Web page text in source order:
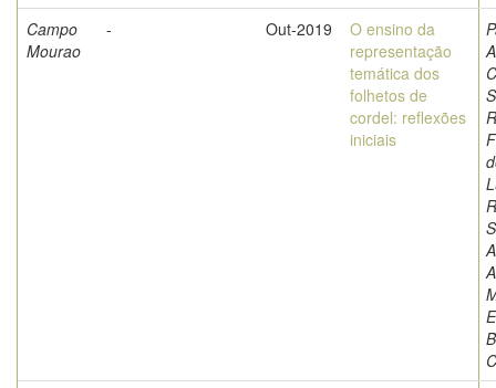
Campo
Mourao
- Out-2019
O ensino da
representação
temática dos
folhetos de
cordel: reflexões
iniciais